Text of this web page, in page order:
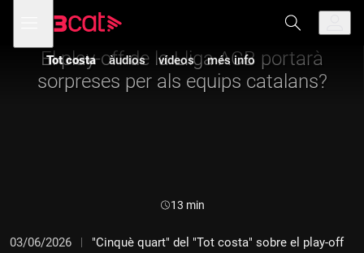
navegació
principal
menú
de
Tot costa àudios vídeos més info
El play-off de la Lliga ACB portarà
sorpreses per als equips catalans?
Durada:
13 min
03/06/2026
"Cinquè quart" del "Tot costa" sobre el play-off